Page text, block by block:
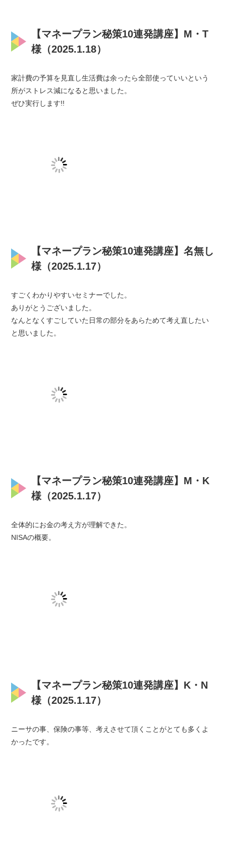
【マネープラン秘策10連発講座】M・T
様（2025.1.18）
家計費の予算を見直し生活費は余ったら全部使っていいという
所がストレス減になると思いました。
ぜひ実行します!!
【マネープラン秘策10連発講座】名無し
様（2025.1.17）
すごくわかりやすいセミナーでした。
ありがとうございました。
なんとなくすごしていた日常の部分をあらためて考え直したい
と思いました。
【マネープラン秘策10連発講座】M・K
様（2025.1.17）
全体的にお金の考え方が理解できた。
NISAの概要。
【マネープラン秘策10連発講座】K・N
様（2025.1.17）
ニーサの事、保険の事等、考えさせて頂くことがとても多くよ
かったです。